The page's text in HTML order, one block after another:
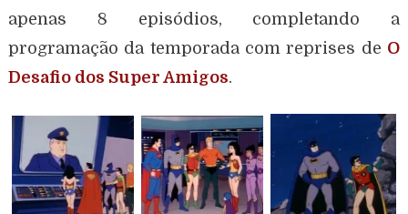
apenas 8 episódios, completando a
programação da temporada com reprises de O
Desafio dos Super Amigos.